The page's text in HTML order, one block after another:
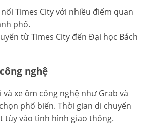
nối Times City với nhiều điểm quan
phố.
từ Times City đến Đại học Bách
nghệ
và xe ôm công nghệ như Grab và
phổ biến. Thời gian di chuyển
tùy vào tình hình giao thông.